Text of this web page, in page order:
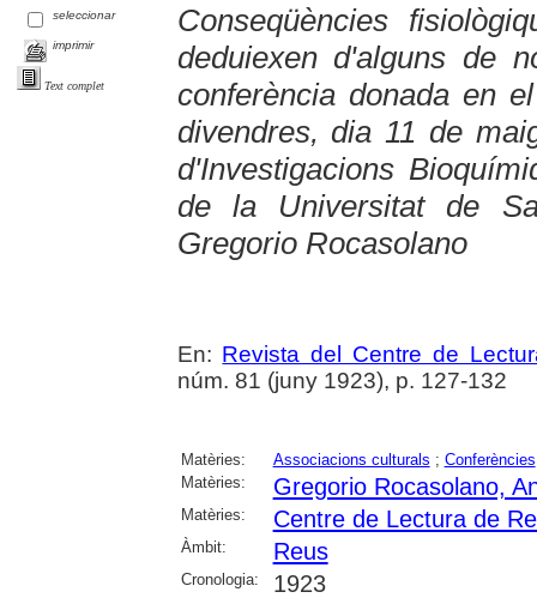
seleccionar
imprimir
Text complet
Conseqüències
deduiexen d'alguns de
conferència donada en
divendres, dia 11 de
d'Investigacions
de la Universitat de
Gregorio Rocasolano
En: Revista del Centre de
núm. 81 (juny 1923), p. 127-132
Matèries: Associacions culturals ; Conferències
Matèries:
Gregorio Rocasolano,
Matèries: Centre de Lectura de
Àmbit: Reus
Cronologia: 1923